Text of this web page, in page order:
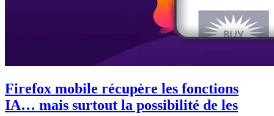
Firefox mobile récupère les fonctions
IA… mais surtout la possibilité de les